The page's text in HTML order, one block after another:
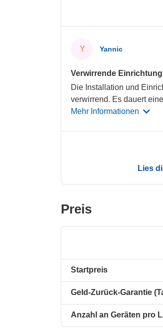
Y Yannic
Verwirrende Einrichtung
Die Installation und
verwirrend. Es dauert
Mehr Informationen
Lies
Preis
Startpreis
Geld-Zurück-Garantie
Anzahl an Geräten pro